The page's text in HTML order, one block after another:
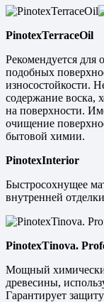
PinotexTerraceOil
Рекомендуется для
подобных
износостойкости.
содержание воска,
на поверхности.
очищение
бытовой химии.
PinotexInterior
Быстросохнущее
внутренней
PinotexTinova.
Мощный
древесины,
Гарантирует